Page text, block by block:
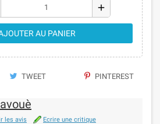
add
AU PANIER
TWEET PINTEREST
les avis Ecrire une critique